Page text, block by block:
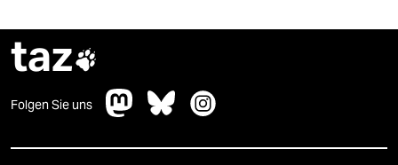
taz
Folgen Sie uns